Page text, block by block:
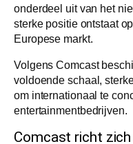
onderdeel uit van het
sterke positie ontstaat
Europese markt.
Volgens Comcast
voldoende schaal,
om internationaal te
entertainmentbedrijven.
Comcast richt